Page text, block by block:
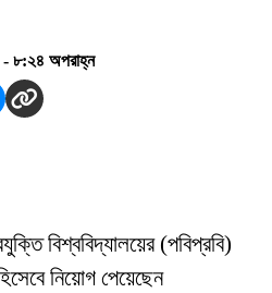
৮:২৪ অপরাহ্ন
বিশ্ববিদ্যালয়ের (পবিপ্রবি)
নিয়োগ পেয়েছেন